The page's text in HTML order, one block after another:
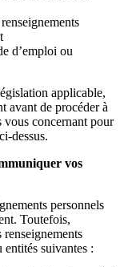
d’emploi ou
applicable,
avant de procéder à
vous concernant pour
dessus.
vos
personnels
Toutefois,
entités suivantes :